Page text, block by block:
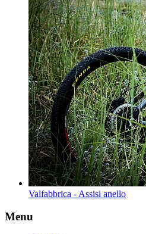
Valfabbrica - Assisi anello
Menu